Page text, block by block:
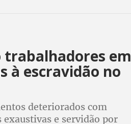
trabalhadores em
à escravidão no
deteriorados com
e servidão por